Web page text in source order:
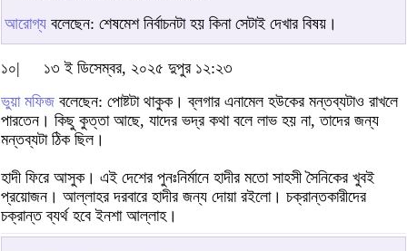
আরোগ্য বলেছেন: শেষমেশ নির্বাচনটা হয় কিনা সেটাই দেখার বিষয়।
১০|
১৩ ই ডিসেম্বর, ২০২৫ দুপুর ১২:২৩
ভুয়া মফিজ বলেছেন: পোষ্টটা থাকুক। ব্লগার এনামেল হউকের মন্তব্যটাও রাখলে
পারতেন। কিছু কুত্তা আছে, যাদের ভদ্র কথা বলে লাভ হয় না, তাদের জন্য
মন্তব্যটা ঠিক ছিল।
হাদী ফিরে আসুক। এই দেশের পুনঃনির্মানে হাদীর মতো সাহসী সৈনিকের খুবই
প্রয়োজন। আল্লাহর দরবারে হাদীর জন্য দোয়া রইলো। চক্রান্তকারীদের
চক্রান্ত ব্যর্থ হবে ইনশা আল্লাহ।